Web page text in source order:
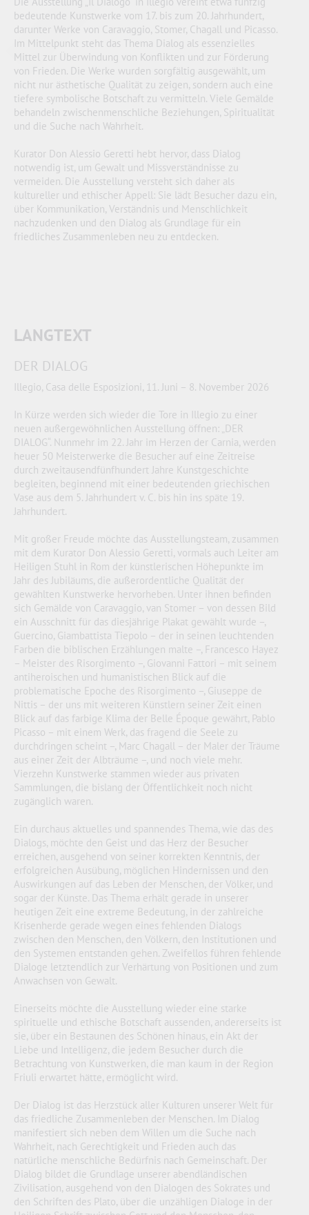
bedeutende Kunstwerke vom 17. bis zum 20. Jahrhundert,
darunter Werke von Caravaggio, Stomer, Chagall und Picasso.
Im Mittelpunkt steht das Thema Dialog als essenzielles
Mittel zur Überwindung von Konflikten und zur Förderung
von Frieden. Die Werke wurden sorgfältig ausgewählt, um
nicht nur ästhetische Qualität zu zeigen, sondern auch eine
tiefere symbolische Botschaft zu vermitteln. Viele Gemälde
behandeln zwischenmenschliche Beziehungen, Spiritualität
und die Suche nach Wahrheit.
Kurator Don Alessio Geretti hebt hervor, dass Dialog
notwendig ist, um Gewalt und Missverständnisse zu
vermeiden. Die Ausstellung versteht sich daher als
kultureller und ethischer Appell: Sie lädt Besucher dazu ein,
über Kommunikation, Verständnis und Menschlichkeit
nachzudenken und den Dialog als Grundlage für ein
friedliches Zusammenleben neu zu entdecken.
LANGTEXT
DER DIALOG
Illegio, Casa delle Esposizioni, 11. Juni – 8. November 2026
In Kürze werden sich wieder die Tore in Illegio zu einer
neuen außergewöhnlichen Ausstellung öffnen: „DER
DIALOG“. Nunmehr im 22. Jahr im Herzen der Carnia, werden
heuer 50 Meisterwerke die Besucher auf eine Zeitreise
durch zweitausendfünfhundert Jahre Kunstgeschichte
begleiten, beginnend mit einer bedeutenden griechischen
Vase aus dem 5. Jahrhundert v. C. bis hin ins späte 19.
Jahrhundert.
Mit großer Freude möchte das Ausstellungsteam, zusammen
mit dem Kurator Don Alessio Geretti, vormals auch Leiter am
Heiligen Stuhl in Rom der künstlerischen Höhepunkte im
Jahr des Jubiläums, die außerordentliche Qualität der
gewählten Kunstwerke hervorheben. Unter ihnen befinden
sich Gemälde von Caravaggio, van Stomer – von dessen Bild
ein Ausschnitt für das diesjährige Plakat gewählt wurde –,
Guercino, Giambattista Tiepolo – der in seinen leuchtenden
Farben die biblischen Erzählungen malte –, Francesco Hayez
– Meister des Risorgimento –, Giovanni Fattori – mit seinem
antiheroischen und humanistischen Blick auf die
problematische Epoche des Risorgimento –, Giuseppe de
Nittis – der uns mit weiteren Künstlern seiner Zeit einen
Blick auf das farbige Klima der Belle Époque gewährt, Pablo
Picasso – mit einem Werk, das fragend die Seele zu
durchdringen scheint –, Marc Chagall – der Maler der Träume
aus einer Zeit der Albträume –, und noch viele mehr.
Vierzehn Kunstwerke stammen wieder aus privaten
Sammlungen, die bislang der Öffentlichkeit noch nicht
zugänglich waren.
Ein durchaus aktuelles und spannendes Thema, wie das des
Dialogs, möchte den Geist und das Herz der Besucher
erreichen, ausgehend von seiner korrekten Kenntnis, der
erfolgreichen Ausübung, möglichen Hindernissen und den
Auswirkungen auf das Leben der Menschen, der Völker, und
sogar der Künste. Das Thema erhält gerade in unserer
heutigen Zeit eine extreme Bedeutung, in der zahlreiche
Krisenherde gerade wegen eines fehlenden Dialogs
zwischen den Menschen, den Völkern, den Institutionen und
den Systemen entstanden gehen. Zweifellos führen fehlende
Dialoge letztendlich zur Verhärtung von Positionen und zum
Anwachsen von Gewalt.
Einerseits möchte die Ausstellung wieder eine starke
spirituelle und ethische Botschaft aussenden, andererseits ist
sie, über ein Bestaunen des Schönen hinaus, ein Akt der
Liebe und Intelligenz, die jedem Besucher durch die
Betrachtung von Kunstwerken, die man kaum in der Region
Friuli erwartet hätte, ermöglicht wird.
Der Dialog ist das Herzstück aller Kulturen unserer Welt für
das friedliche Zusammenleben der Menschen. Im Dialog
manifestiert sich neben dem Willen um die Suche nach
Wahrheit, nach Gerechtigkeit und Frieden auch das
natürliche menschliche Bedürfnis nach Gemeinschaft. Der
Dialog bildet die Grundlage unserer abendländischen
Zivilisation, ausgehend von den Dialogen des Sokrates und
den Schriften des Plato, über die unzähligen Dialoge in der